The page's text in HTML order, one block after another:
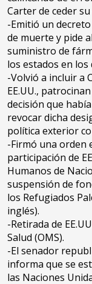
Carter de ceder
-Emitió un
de muerte y pide
suministro de
los estados en los
-Volvió a incluir a
EE.UU.,
decisión que
revocar dicha
política exterior
-Firmó una orden
participación de
Humanos de
suspensión de
los Refugiados
inglés).
-Retirada de
Salud (OMS).
-El senador
informa que se
las Naciones